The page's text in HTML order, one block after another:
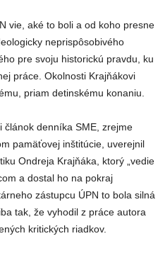
vie, aké to boli a od koho presne
neprispôsobivého
pre svoju historickú pravdu, ku
práce. Okolnosti Krajňákovi
priam detinskému konaniu.
článok denníka SME, zrejme
pamäťovej inštitúcie, uverejnil
Ondreja Krajňáka, ktorý „vedie
a dostal ho na pokraj
zástupcu ÚPN to bola silná
tak, že vyhodil z práce autora
kritických riadkov.